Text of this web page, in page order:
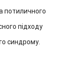
потиличного
підходу
синдрому.